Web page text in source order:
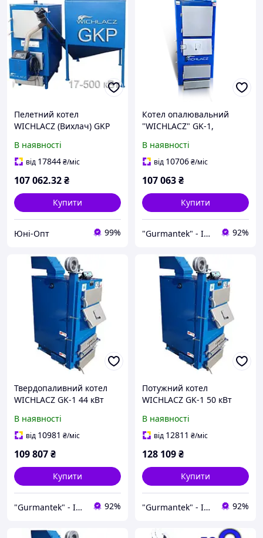
Пелетний котел
WICHLACZ (Вихлач) GKP
пальник
В наявності
від 17844₴/міс
107 062.32₴
Купити
Юні-Опт 99%
Котел опалювальний
"WICHLACZ" GK-1,
В наявності
від 10706₴/міс
107 063₴
Купити
"Gurmantek" - Інтернет-магазин 92%
Твердопаливний котел
WICHLACZ GK-1 44 кВт
В наявності
від 10981 ₴/міс
109 807₴
Купити
"Gurmantek" - Інтернет-магазин 92%
Потужний котел
WICHLACZ GK-1 50 кВт
В наявності
від 12811 ₴/міс
128 109₴
Купити
"Gurmantek" - Інтернет-магазин 92%